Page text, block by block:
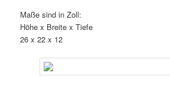
Maße sind in Zoll:
Höhe x Breite x Tiefe
26 x 22 x 12